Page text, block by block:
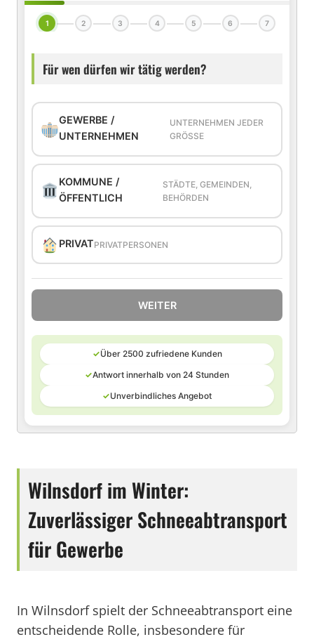
1 2 3 4 5 6 7
Für wen dürfen wir tätig werden?
GEWERBE /
UNTERNEHMEN
UNTERNEHMEN JEDER
GRÖSSE
KOMMUNE /
ÖFFENTLICH
STÄDTE, GEMEINDEN,
BEHÖRDEN
PRIVATPRIVATPERSONEN
WEITER
✓Über 2500 zufriedene Kunden
✓Antwort innerhalb von 24 Stunden
✓Unverbindliches Angebot
Wilnsdorf im Winter:
Zuverlässiger Schneeabtransport
für Gewerbe
In Wilnsdorf spielt der Schneeabtransport eine
entscheidende Rolle, insbesondere für